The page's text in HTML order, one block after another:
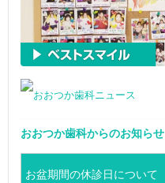
おおつか歯科からのお知らせ
お盆期間の休診日について